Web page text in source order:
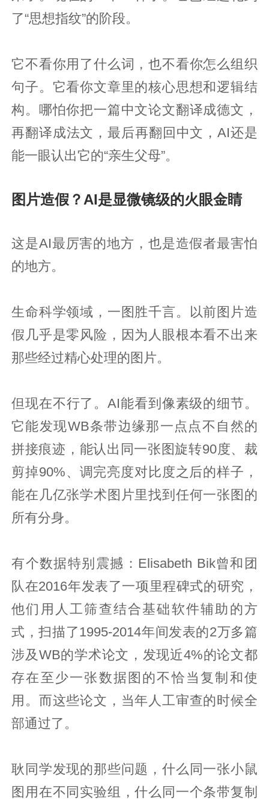
了“思想指纹”的阶段。
它不看你用了什么词，也不看你怎么组织
句子。它看你文章里的核心思想和逻辑结
构。哪怕你把一篇中文论文翻译成德文，
再翻译成法文，最后再翻回中文，AI还是
能一眼认出它的“亲生父母”。
图片造假？AI是显微镜级的火眼金睛
这是AI最厉害的地方，也是造假者最害怕
的地方。
生命科学领域，一图胜千言。以前图片造
假几乎是零风险，因为人眼根本看不出来
那些经过精心处理的图片。
但现在不行了。AI能看到像素级的细节。
它能发现WB条带边缘那一点点不自然的
拼接痕迹，能认出同一张图旋转90度、裁
剪掉90%、调完亮度对比度之后的样子，
能在几亿张学术图片里找到任何一张图的
所有分身。
有个数据特别震撼：Elisabeth Bik曾和团
队在2016年发表了一项里程碑式的研究，
他们用人工筛查结合基础软件辅助的方
式，扫描了1995-2014年间发表的2万多篇
涉及WB的学术论文，发现近4%的论文都
存在至少一张数据图的不恰当复制和使
用。而这些论文，当年人工审查的时候全
部通过了。
耿同学发现的那些问题，什么同一张小鼠
图用在不同实验组，什么同一个条带复制